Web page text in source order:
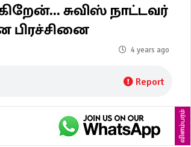
சுவிஸ் நாட்டவர்
பிரச்சினை
4 years ago
Report
விளம்பரம்